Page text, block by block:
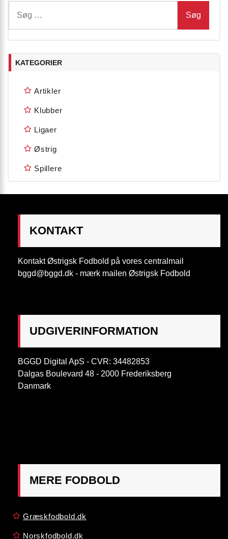
efter:
KATEGORIER
Artikler
Klubber
Ligaer
Østrig
Spillere
KONTAKT
Kontakt Østrigsk Fodbold på vores centralmail
bggd@bggd.dk - mærk mailen Østrigsk Fodbold
UDGIVERINFORMATION
BGGD Digital ApS - CVR: 34482853
Dalgas Boulevard 48 - 2000 Frederiksberg
Danmark
MERE FODBOLD
Græskfodbold.dk
Norskfodbold.dk